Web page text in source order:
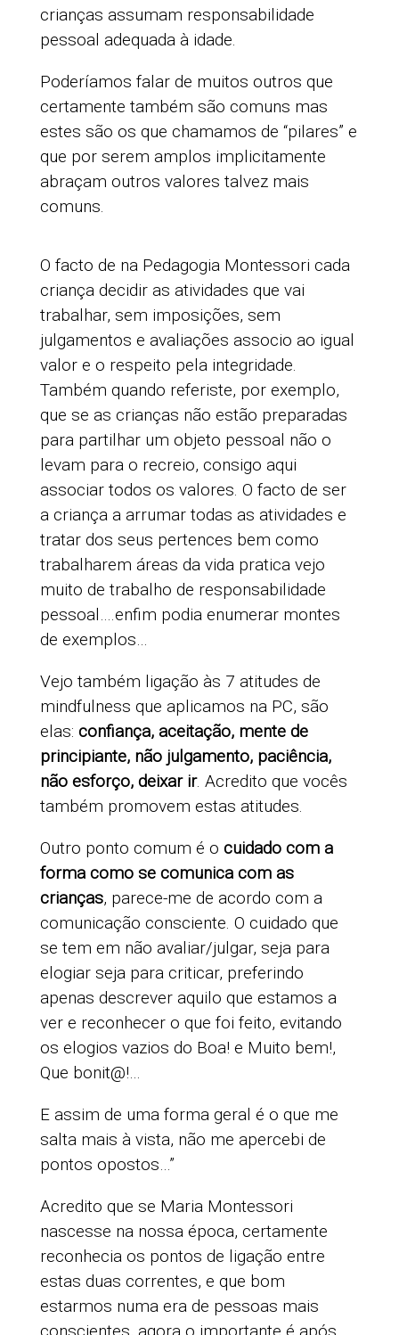
crianças assumam responsabilidade
pessoal adequada à idade.
Poderíamos falar de muitos outros que
certamente também são comuns mas
estes são os que chamamos de “pilares” e
que por serem amplos implicitamente
abraçam outros valores talvez mais
comuns.
O facto de na Pedagogia Montessori cada
criança decidir as atividades que vai
trabalhar, sem imposições, sem
julgamentos e avaliações associo ao igual
valor e o respeito pela integridade.
Também quando referiste, por exemplo,
que se as crianças não estão preparadas
para partilhar um objeto pessoal não o
levam para o recreio, consigo aqui
associar todos os valores. O facto de ser
a criança a arrumar todas as atividades e
tratar dos seus pertences bem como
trabalharem áreas da vida pratica vejo
muito de trabalho de responsabilidade
pessoal….enfim podia enumerar montes
de exemplos…
Vejo também ligação às 7 atitudes de
mindfulness que aplicamos na PC, são
elas: confiança, aceitação, mente de
principiante, não julgamento, paciência,
não esforço, deixar ir. Acredito que vocês
também promovem estas atitudes.
Outro ponto comum é o cuidado com a
forma como se comunica com as
crianças, parece-me de acordo com a
comunicação consciente. O cuidado que
se tem em não avaliar/julgar, seja para
elogiar seja para criticar, preferindo
apenas descrever aquilo que estamos a
ver e reconhecer o que foi feito, evitando
os elogios vazios do Boa! e Muito bem!,
Que bonit@!…
E assim de uma forma geral é o que me
salta mais à vista, não me apercebi de
pontos opostos…”
Acredito que se Maria Montessori
nascesse na nossa época, certamente
reconhecia os pontos de ligação entre
estas duas correntes, e que bom
estarmos numa era de pessoas mais